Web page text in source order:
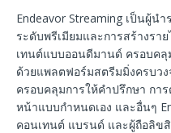
Endeavor Streaming เป็นผู้น
ระดับพรีเมียมและการสร้างร
เทนต์แบบออนดีมานด์ ครอบค
ด้วยแพลตฟอร์มสตรีมมิ่งครบว
ครอบคลุมการให้คำปรึกษา กา
หน้าแบบกำหนดเอง และอื่นๆ
คอนเทนต์ แบรนด์ และผู้ถือลิข